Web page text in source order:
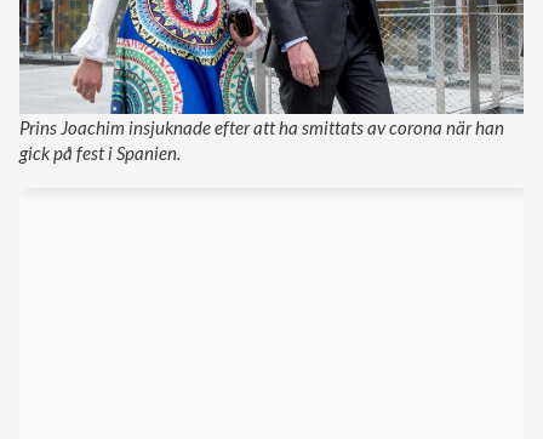
Prins Joachim insjuknade efter att ha smittats av corona när han
gick på fest i Spanien.